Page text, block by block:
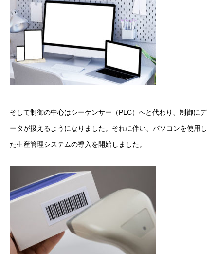
HOME
COMPANY
BUSINESS
そして制御の中心はシーケンサー（PLC）へと代わり、制御にデ
ータが扱えるようになりました。それに伴い、パソコンを使用し
た生産管理システムの導入を開始しました。